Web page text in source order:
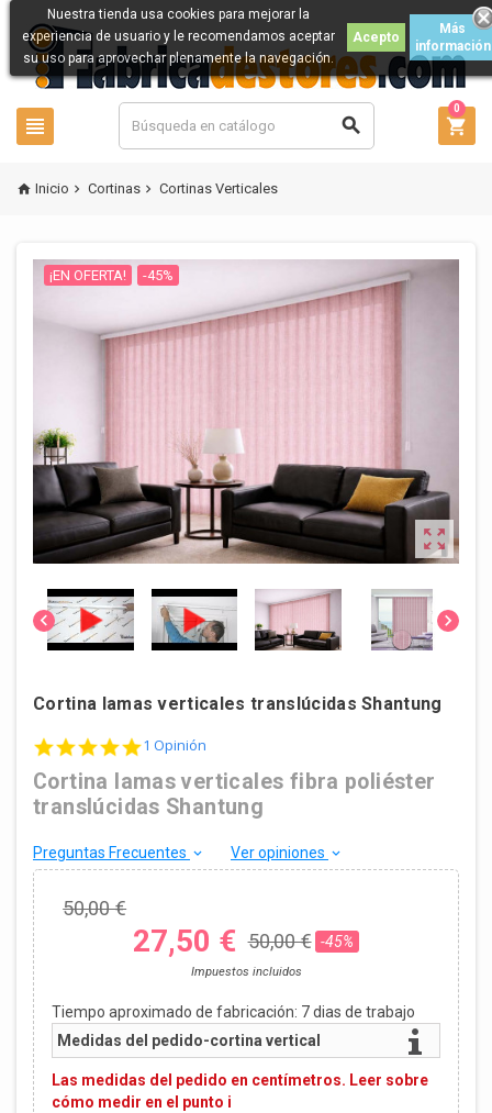
  
0
Nuestra tienda usa cookies para mejorar la
experiencia de usuario y le recomendamos aceptar
su uso para aprovechar plenamente la navegación.
Acepto
Más
información
 Inicio  Cortinas  Cortinas Verticales

 
¡EN OFERTA! -45%
Cortina lamas verticales translúcidas Shantung
5.0 star rating
1 Opinión
Cortina lamas verticales fibra poliéster
translúcidas Shantung
Preguntas Frecuentes keyboard_arrow_down Ver opiniones keyboard_arrow_down
50,00 €
27,50 € 50,00 € -45%
Impuestos incluidos
Tiempo aproximado de fabricación: 7dias de trabajo
Medidas del pedido-cortina vertical
Las medidas del pedido en centímetros. Leer sobre
cómo medir en el punto i